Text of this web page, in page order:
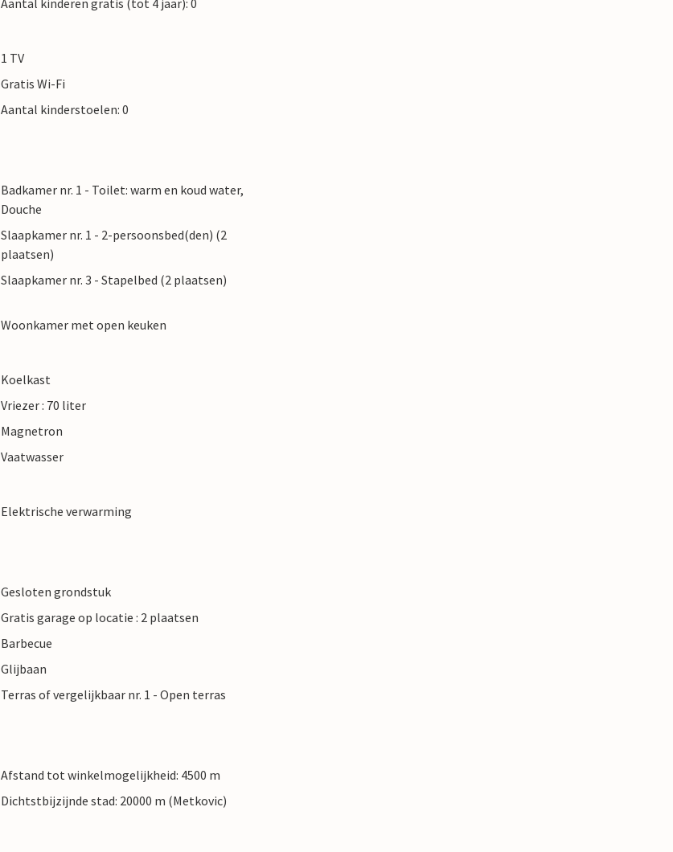
1 TV
Gratis Wi-Fi
Aantal kinderstoelen: 0
Badkamer nr. 1 - Toilet: warm en koud water,
Douche
Slaapkamer nr. 1 - 2-persoonsbed(den) (2
plaatsen)
Slaapkamer nr. 3 - Stapelbed (2 plaatsen)
Woonkamer met open keuken
Koelkast
Vriezer : 70 liter
Magnetron
Vaatwasser
Elektrische verwarming
Gesloten grondstuk
Gratis garage op locatie : 2 plaatsen
Barbecue
Glijbaan
Terras of vergelijkbaar nr. 1 - Open terras
Afstand tot winkelmogelijkheid: 4500 m
Dichtstbijzijnde stad: 20000 m (Metkovic)